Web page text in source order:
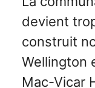
devient
construit
Wellington
Mac-Vicar